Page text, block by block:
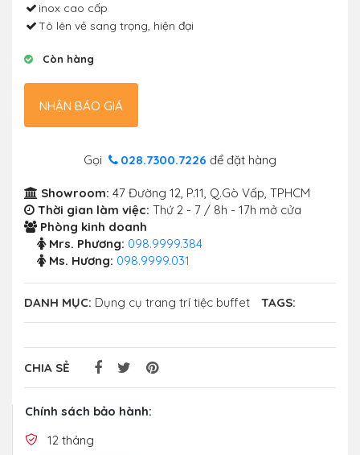
inox cao cấp
Tô lên vẻ sang trọng, hiện đại
Còn hàng
NHẬN BÁO GIÁ
Gọi 028.7300.7226 để đặt hàng
Showroom: 47 Đường 12, P.11, Q.Gò Vấp, TPHCM
Thời gian làm việc: Thứ 2 - 7 / 8h - 17h mở cửa
Phòng kinh doanh
Mrs. Phương: 098.9999.384
Ms. Hương: 098.9999.031
DANH MỤC: Dụng cụ trang trí tiệc buffet TAGS:
CHIA SẺ
Chính sách bảo hành:
12 tháng